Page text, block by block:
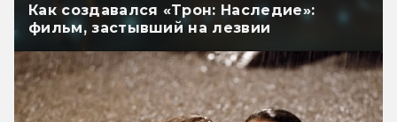
Как создавался «Трон: Наследие»:
фильм, застывший на лезвии